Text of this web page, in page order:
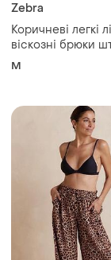
Zebra
Коричневі легкі
віскозні брюки
палаццо
M